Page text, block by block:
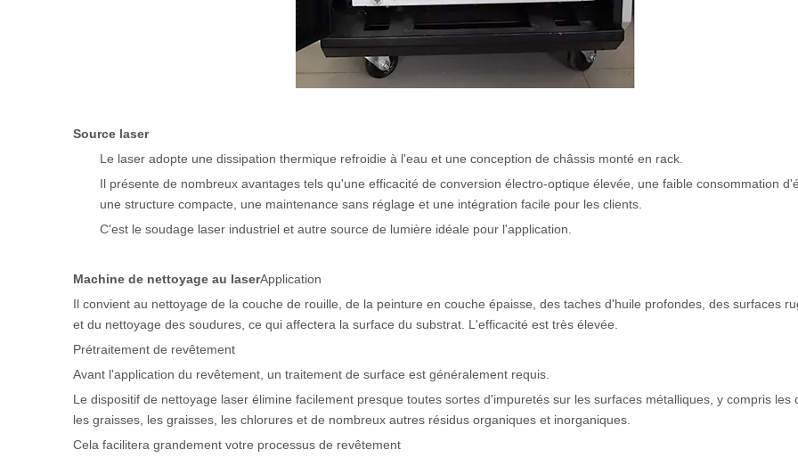
Source laser
Le laser adopte une dissipation thermique refroidie à l'eau et une conception de châssis monté en rack.
Il présente de nombreux avantages tels qu'une efficacité de conversion électro-optique élevée, une faible consommation
une structure compacte, une maintenance sans réglage et une intégration facile pour les clients.
C'est le soudage laser industriel et autre source de lumière idéale pour l'application.
Machine de nettoyage au laserApplication
Il convient au nettoyage de la couche de rouille, de la peinture en couche épaisse, des taches d'huile profondes, des surfaces
et du nettoyage des soudures, ce qui affectera la surface du substrat. L'efficacité est très élevée.
Prétraitement de revêtement
Avant l'application du revêtement, un traitement de surface est généralement requis.
Le dispositif de nettoyage laser élimine facilement presque toutes sortes d'impuretés sur les surfaces métalliques, y compris les
les graisses, les graisses, les chlorures et de nombreux autres résidus organiques et inorganiques.
Cela facilitera grandement votre processus de revêtement